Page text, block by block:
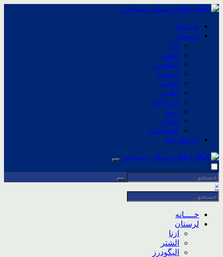
خــــانه
لرستان
ازنا
الشتر
الیگودرز
بروجرد
پلدختر
چگنی
خرم آباد
درود
دلفان
کوهدشت
ارتباط باما
×
خــــانه
لرستان
ازنا
الشتر
الیگودرز